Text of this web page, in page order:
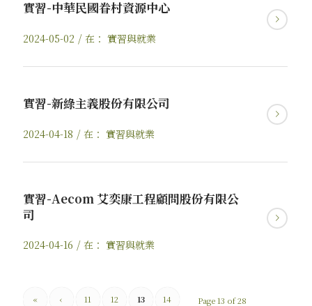
實習-中華民國眷村資源中心
2024-05-02 / 在： 實習與就業
實習-新綠主義股份有限公司
2024-04-18 / 在： 實習與就業
實習-Aecom 艾奕康工程顧問股份有限公
司
2024-04-16 / 在： 實習與就業
Page 13 of 28
« ‹ 11 12 13 14